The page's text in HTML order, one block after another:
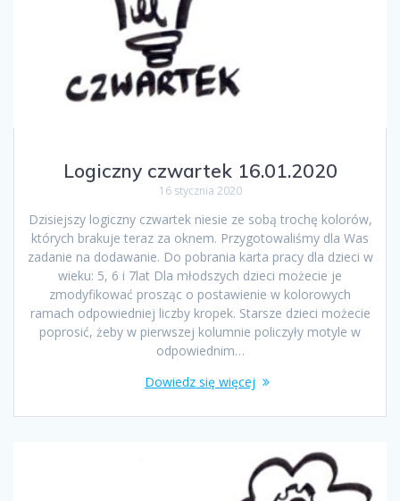
Logiczny czwartek 16.01.2020
16 stycznia 2020
Dzisiejszy logiczny czwartek niesie ze sobą trochę kolorów,
których brakuje teraz za oknem. Przygotowaliśmy dla Was
zadanie na dodawanie. Do pobrania karta pracy dla dzieci w
wieku: 5, 6 i 7lat Dla młodszych dzieci możecie je
zmodyfikować prosząc o postawienie w kolorowych
ramach odpowiedniej liczby kropek. Starsze dzieci możecie
poprosić, żeby w pierwszej kolumnie policzyły motyle w
odpowiednim…
Dowiedz się więcej